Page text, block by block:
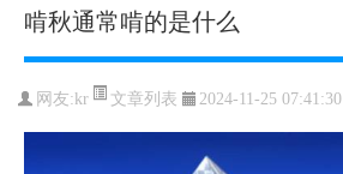
啃秋通常啃的是什么
网友: kr 文章列表 2024-11-25 07:41:30